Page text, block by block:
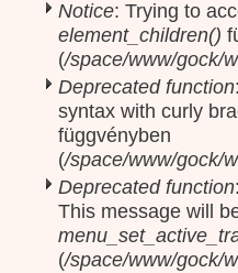
Notice: Trying to
element_children()
(/space/www/gock/
Deprecated function
syntax with curly
függvényben
(/space/www/gock/
Deprecated function
This message will
(/space/www/gock/